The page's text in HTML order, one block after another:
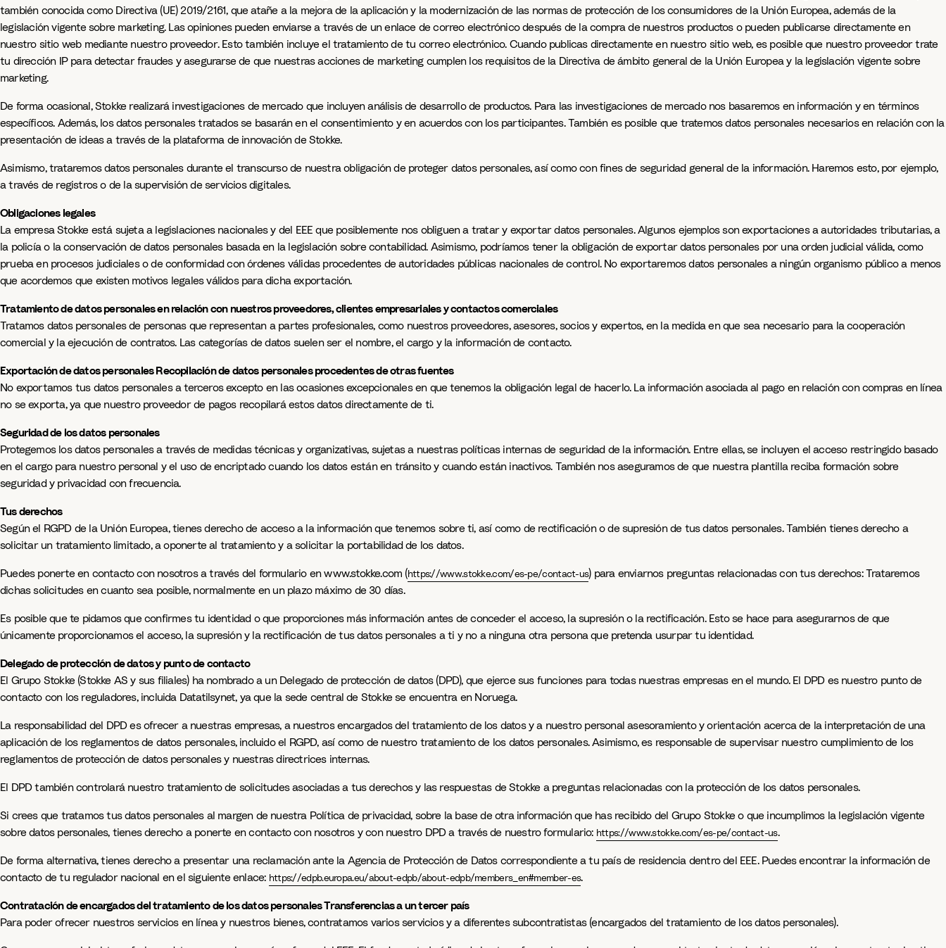
también conocida como Directiva (UE) 2019/2161, que atañe a la mejora de la aplicación y la modernización de las normas de protección de los consumidores de la Unión Europea, además de la
legislación vigente sobre marketing. Las opiniones pueden enviarse a través de un enlace de correo electrónico después de la compra de nuestros productos o pueden publicarse directamente en
nuestro sitio web mediante nuestro proveedor. Esto también incluye el tratamiento de tu correo electrónico. Cuando publicas directamente en nuestro sitio web, es posible que nuestro proveedor trate
tu dirección IP para detectar fraudes y asegurarse de que nuestras acciones de marketing cumplen los requisitos de la Directiva de ámbito general de la Unión Europea y la legislación vigente sobre
marketing.
De forma ocasional, Stokke realizará investigaciones de mercado que incluyen análisis de desarrollo de productos. Para las investigaciones de mercado nos basaremos en información y en términos
específicos. Además, los datos personales tratados se basarán en el consentimiento y en acuerdos con los participantes. También es posible que tratemos datos personales necesarios en relación con la
presentación de ideas a través de la plataforma de innovación de Stokke.
Asimismo, trataremos datos personales durante el transcurso de nuestra obligación de proteger datos personales, así como con fines de seguridad general de la información. Haremos esto, por ejemplo,
a través de registros o de la supervisión de servicios digitales.
Obligaciones legales
La empresa Stokke está sujeta a legislaciones nacionales y del EEE que posiblemente nos obliguen a tratar y exportar datos personales. Algunos ejemplos son exportaciones a autoridades tributarias, a
la policía o la conservación de datos personales basada en la legislación sobre contabilidad. Asimismo, podríamos tener la obligación de exportar datos personales por una orden judicial válida, como
prueba en procesos judiciales o de conformidad con órdenes válidas procedentes de autoridades públicas nacionales de control. No exportaremos datos personales a ningún organismo público a menos
que acordemos que existen motivos legales válidos para dicha exportación.
Tratamiento de datos personales en relación con nuestros proveedores, clientes empresariales y contactos comerciales
Tratamos datos personales de personas que representan a partes profesionales, como nuestros proveedores, asesores, socios y expertos, en la medida en que sea necesario para la cooperación
comercial y la ejecución de contratos. Las categorías de datos suelen ser el nombre, el cargo y la información de contacto.
Exportación de datos personales Recopilación de datos personales procedentes de otras fuentes
No exportamos tus datos personales a terceros excepto en las ocasiones excepcionales en que tenemos la obligación legal de hacerlo. La información asociada al pago en relación con compras en línea
no se exporta, ya que nuestro proveedor de pagos recopilará estos datos directamente de ti.
Seguridad de los datos personales
Protegemos los datos personales a través de medidas técnicas y organizativas, sujetas a nuestras políticas internas de seguridad de la información. Entre ellas, se incluyen el acceso restringido basado
en el cargo para nuestro personal y el uso de encriptado cuando los datos están en tránsito y cuando están inactivos. También nos aseguramos de que nuestra plantilla reciba formación sobre
seguridad y privacidad con frecuencia.
Tus derechos
Según el RGPD de la Unión Europea, tienes derecho de acceso a la información que tenemos sobre ti, así como de rectificación o de supresión de tus datos personales. También tienes derecho a
solicitar un tratamiento limitado, a oponerte al tratamiento y a solicitar la portabilidad de los datos.
Puedes ponerte en contacto con nosotros a través del formulario en www.stokke.com (https://www.stokke.com/es-pe/contact-us) para enviarnos preguntas relacionadas con tus derechos: Trataremos
dichas solicitudes en cuanto sea posible, normalmente en un plazo máximo de 30 días.
Es posible que te pidamos que confirmes tu identidad o que proporciones más información antes de conceder el acceso, la supresión o la rectificación. Esto se hace para asegurarnos de que
únicamente proporcionamos el acceso, la supresión y la rectificación de tus datos personales a ti y no a ninguna otra persona que pretenda usurpar tu identidad.
Delegado de protección de datos y punto de contacto
El Grupo Stokke (Stokke AS y sus filiales) ha nombrado a un Delegado de protección de datos (DPD), que ejerce sus funciones para todas nuestras empresas en el mundo. El DPD es nuestro punto de
contacto con los reguladores, incluida Datatilsynet, ya que la sede central de Stokke se encuentra en Noruega.
La responsabilidad del DPD es ofrecer a nuestras empresas, a nuestros encargados del tratamiento de los datos y a nuestro personal asesoramiento y orientación acerca de la interpretación de una
aplicación de los reglamentos de datos personales, incluido el RGPD, así como de nuestro tratamiento de los datos personales. Asimismo, es responsable de supervisar nuestro cumplimiento de los
reglamentos de protección de datos personales y nuestras directrices internas.
El DPD también controlará nuestro tratamiento de solicitudes asociadas a tus derechos y las respuestas de Stokke a preguntas relacionadas con la protección de los datos personales.
Si crees que tratamos tus datos personales al margen de nuestra Política de privacidad, sobre la base de otra información que has recibido del Grupo Stokke o que incumplimos la legislación vigente
sobre datos personales, tienes derecho a ponerte en contacto con nosotros y con nuestro DPD a través de nuestro formulario: https://www.stokke.com/es-pe/contact-us.
De forma alternativa, tienes derecho a presentar una reclamación ante la Agencia de Protección de Datos correspondiente a tu país de residencia dentro del EEE. Puedes encontrar la información de
contacto de tu regulador nacional en el siguiente enlace: https://edpb.europa.eu/about-edpb/about-edpb/members_en#member-es.
Contratación de encargados del tratamiento de los datos personales Transferencias a un tercer país
Para poder ofrecer nuestros servicios en línea y nuestros bienes, contratamos varios servicios y a diferentes subcontratistas (encargados del tratamiento de los datos personales).